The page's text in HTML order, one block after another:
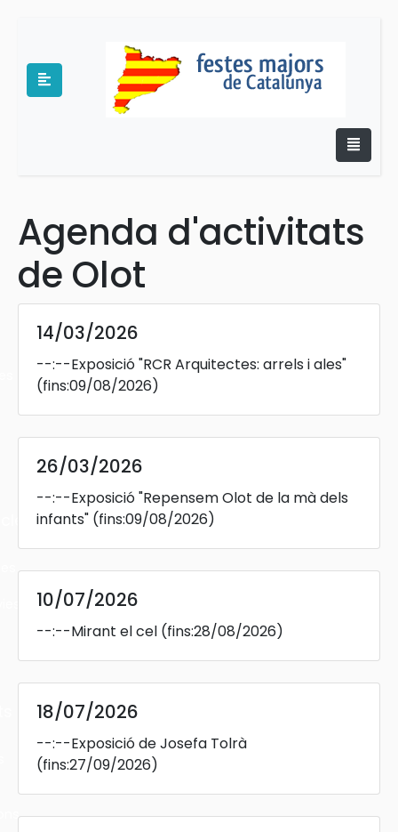
Agenda d'activitats
de Olot
14/03/2026
--:--Exposició "RCR Arquitectes: arrels i ales"
(fins:09/08/2026)
26/03/2026
--:--Exposició "Repensem Olot de la mà dels
infants" (fins:09/08/2026)
10/07/2026
--:--Mirant el cel (fins:28/08/2026)
18/07/2026
--:--Exposició de Josefa Tolrà
(fins:27/09/2026)